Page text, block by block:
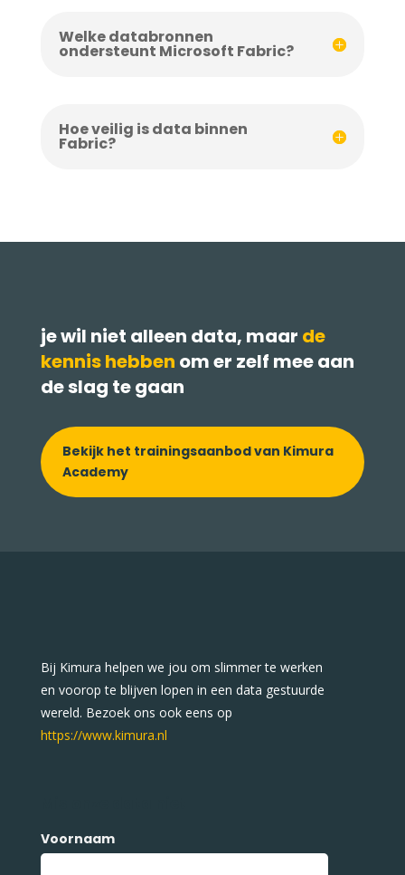
Welke databronnen
ondersteunt Microsoft Fabric?
Hoe veilig is data binnen
Fabric?
je wil niet alleen data, maar de
kennis hebben om er zelf mee aan
de slag te gaan
Bekijk het trainingsaanbod van Kimura
Academy
Bij Kimura helpen we jou om slimmer te werken
en voorop te blijven lopen in een data gestuurde
wereld. Bezoek ons ook eens op
https://www.kimura.nl
Voornaam